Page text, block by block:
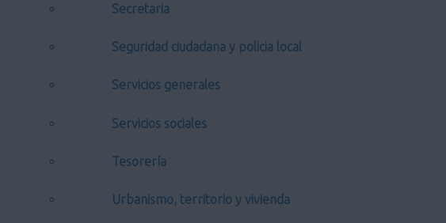
Secretaria
Seguridad ciudadana y policia local
Servicios generales
Servicios sociales
Tesorería
Urbanismo, territorio y vivienda